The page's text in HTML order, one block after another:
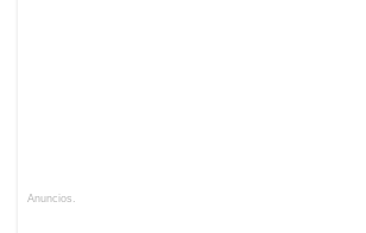
Anuncios.